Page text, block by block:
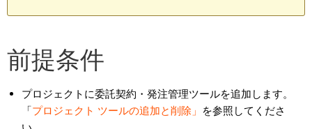
前提条件
プロジェクトに委託契約・発注管理ツールを追加します。
「プロジェクト ツールの追加と削除」 を参照してくださ